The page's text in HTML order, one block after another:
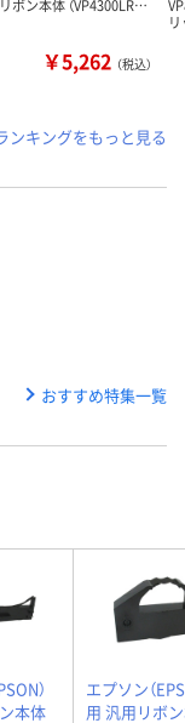
リボン本体 （VP4300LR…
￥5,262 （税込）
ンキングをもっと見る
おすすめ特集一覧
）
本体
エプソン（
用 汎用リボ